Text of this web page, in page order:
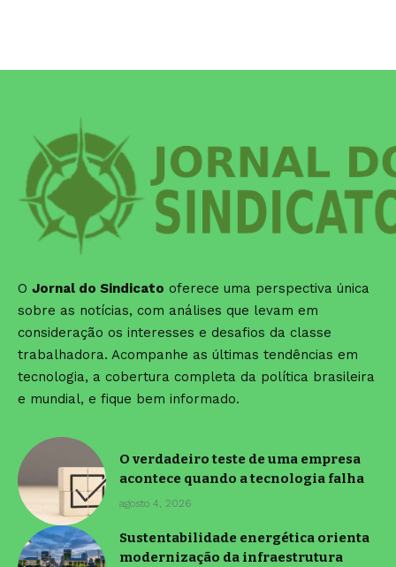
O Jornal do Sindicato oferece uma perspectiva única
sobre as notícias, com análises que levam em
consideração os interesses e desafios da classe
trabalhadora. Acompanhe as últimas tendências em
tecnologia, a cobertura completa da política brasileira
e mundial, e fique bem informado.
O verdadeiro teste de uma empresa
acontece quando a tecnologia falha
agosto 4, 2026
Sustentabilidade energética orienta
modernização da infraestrutura